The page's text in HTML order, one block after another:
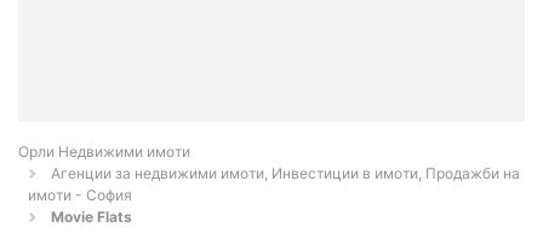
Орли Недвижими имоти
Агенции за недвижими имоти, Инвестиции в имоти, Продажби на
имоти - София
Movie Flats